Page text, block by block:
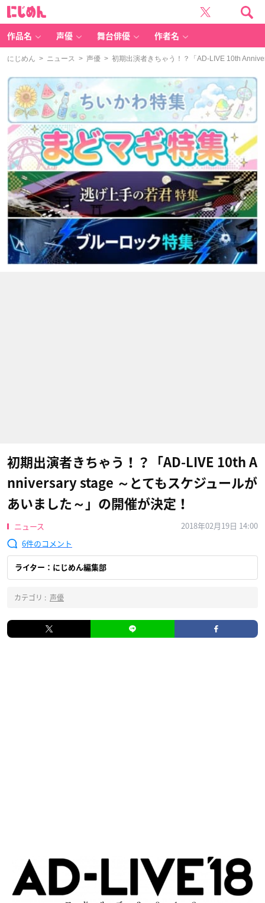
作品名 声優 舞台俳優 作者名
にじめん > ニュース > 声優 > 初期出演者きちゃう！？「AD-LIVE 10th
初期出演者きちゃう！？「AD-LIVE 10th A
nniversary stage ～とてもスケジュールが
あいました～​」の開催が決定！
ニュース
2018年02月19日 14:00
6
ライター：にじめん編集部
カテゴリ : 声優